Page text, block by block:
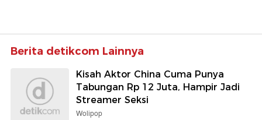
Berita detikcom Lainnya
Kisah Aktor China Cuma Punya
Tabungan Rp 12 Juta, Hampir Jadi
Streamer Seksi
Wolipop